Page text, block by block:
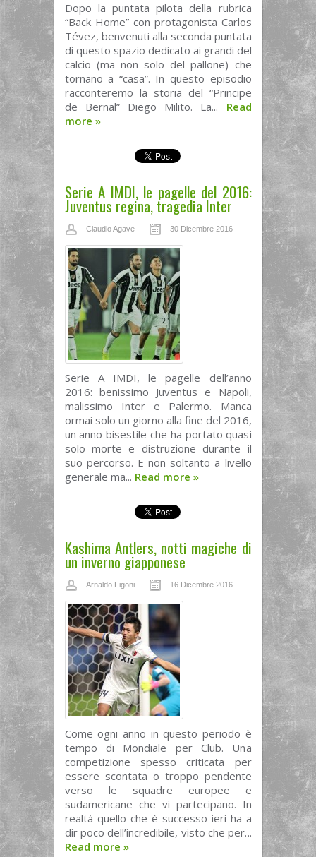
Dopo la puntata pilota della rubrica
“Back Home” con protagonista Carlos
Tévez, benvenuti alla seconda puntata
di questo spazio dedicato ai grandi del
calcio (ma non solo del pallone) che
tornano a “casa”. In questo episodio
racconteremo la storia del “Principe
de Bernal” Diego Milito. La... Read
more »
Serie A IMDI, le pagelle del 2016:
Juventus regina, tragedia Inter
Claudio Agave 30 Dicembre 2016
Serie A IMDI, le pagelle dell’anno
2016: benissimo Juventus e Napoli,
malissimo Inter e Palermo. Manca
ormai solo un giorno alla fine del 2016,
un anno bisestile che ha portato quasi
solo morte e distruzione durante il
suo percorso. E non soltanto a livello
generale ma... Read more »
Kashima Antlers, notti magiche di
un inverno giapponese
Arnaldo Figoni 16 Dicembre 2016
Come ogni anno in questo periodo è
tempo di Mondiale per Club. Una
competizione spesso criticata per
essere scontata o troppo pendente
verso le squadre europee e
sudamericane che vi partecipano. In
realtà quello che è successo ieri ha a
dir poco dell’incredibile, visto che per...
Read more »